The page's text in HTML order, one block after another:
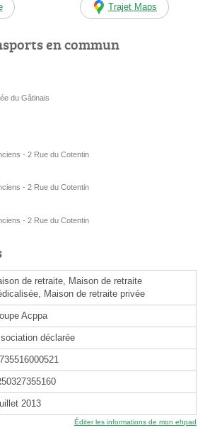
Trajet Maps
en commun
du Gâtinais
- 2 Rue du Cotentin
- 2 Rue du Cotentin
- 2 Rue du Cotentin
de retraite, Maison de retraite
Maison de retraite privée
Acppa
déclarée
2013
Éditer les informations de mon ehpad